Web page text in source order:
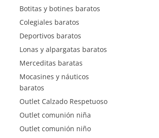
Botitas y botines baratos
Colegiales baratos
Deportivos baratos
Lonas y alpargatas baratos
Merceditas baratas
Mocasines y náuticos
baratos
Outlet Calzado Respetuoso
Outlet comunión niña
Outlet comunión niño